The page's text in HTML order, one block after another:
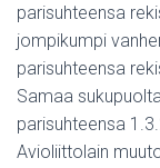
parisuhteensa
jompikumpi
parisuhteensa
Samaa
parisuhteensa
Avioliittolain